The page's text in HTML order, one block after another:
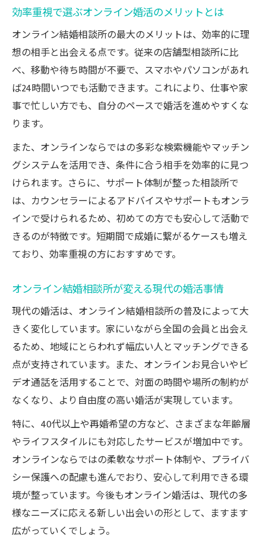
自宅で可能なオンラインお見合いの進め方
プライバシー重視のオンライン婚活サポー
ト活用術
成婚へ導くオンライン相談所の選び方
オンライン結婚相談所を選ぶ際の重要ポイ
ント
の特徴
成婚実績が高いオンライン相談所の見極め
方
オンライン婚活で後悔しない相談所選びの
コツ
サポート重視のオンライン結婚相談所の探
し方
オンライン婚活のデメリットと対策を知る
家でできるオンライン婚活の注意点を解説
安心して利用するためのオンライン相談所
選び
スマホ婚活で気を付けたいポイントまとめ
オンライン結婚相談所でよくある失敗例と
効率重視で選ぶオンライン婚活のメリットとは
オンライン結婚相談所の最大のメリットは、効率的に理
想の相手と出会える点です。従来の店舗型相談所に比
べ、移動や待ち時間が不要で、スマホやパソコンがあれ
ば24時間いつでも活動できます。これにより、仕事や家
事で忙しい方でも、自分のペースで婚活を進めやすくな
ります。
また、オンラインならではの多彩な検索機能やマッチン
グシステムを活用でき、条件に合う相手を効率的に見つ
けられます。さらに、サポート体制が整った相談所で
は、カウンセラーによるアドバイスやサポートもオンラ
インで受けられるため、初めての方でも安心して活動で
きるのが特徴です。短期間で成婚に繋がるケースも増え
ており、効率重視の方におすすめです。
オンライン結婚相談所が変える現代の婚活事情
現代の婚活は、オンライン結婚相談所の普及によって大
きく変化しています。家にいながら全国の会員と出会え
るため、地域にとらわれず幅広い人とマッチングできる
点が支持されています。また、オンラインお見合いやビ
デオ通話を活用することで、対面の時間や場所の制約が
なくなり、より自由度の高い婚活が実現しています。
特に、40代以上や再婚希望の方など、さまざまな年齢層
やライフスタイルにも対応したサービスが増加中です。
オンラインならではの柔軟なサポート体制や、プライバ
シー保護への配慮も進んでおり、安心して利用できる環
境が整っています。今後もオンライン婚活は、現代の多
様なニーズに応える新しい出会いの形として、ますます
広がっていくでしょう。